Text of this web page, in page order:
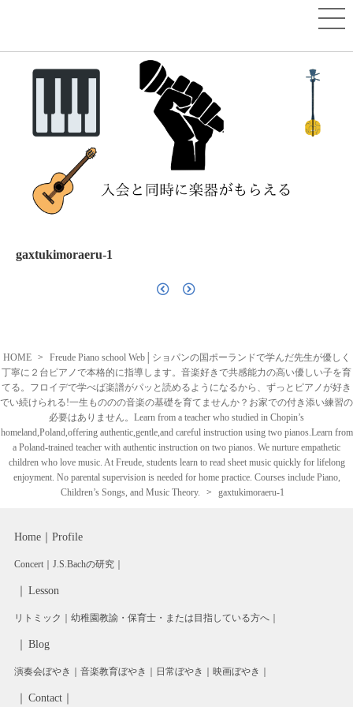
gaxtukimoraeru-1
HOME
Freude Piano school Web│ショパンの国ポーランドで学んだ先生が優しく
丁寧に２台ピアノで本格的に指導します。音楽好きで共感能力の高い優しい子を育
てる。フロイデで学べば楽譜がパッと読めるようになるから、ずっとピアノが好き
でい続けられる!一生もののの音楽の基礎を育てませんか？お家での付き添い練習の
必要はありません。Learn from a teacher who studied in Chopin’s
homeland,Poland,offering authentic,gentle,and careful instruction using two pianos.Learn from
a Poland-trained teacher with authentic instruction on two pianos. We nurture empathetic
children who love music. At Freude, students learn to read sheet music quickly for lifelong
enjoyment. No parental supervision is needed for home practice. Courses include Piano,
Children’s Songs, and Music Theory.
gaxtukimoraeru-1
Home Profile
Concert J.S.Bachの研究
Lesson
リトミック 幼稚園教諭・保育士・または目指している方へ
Blog
演奏会ぼやき 音楽教育ぼやき 日常ぼやき 映画ぼやき
Contact